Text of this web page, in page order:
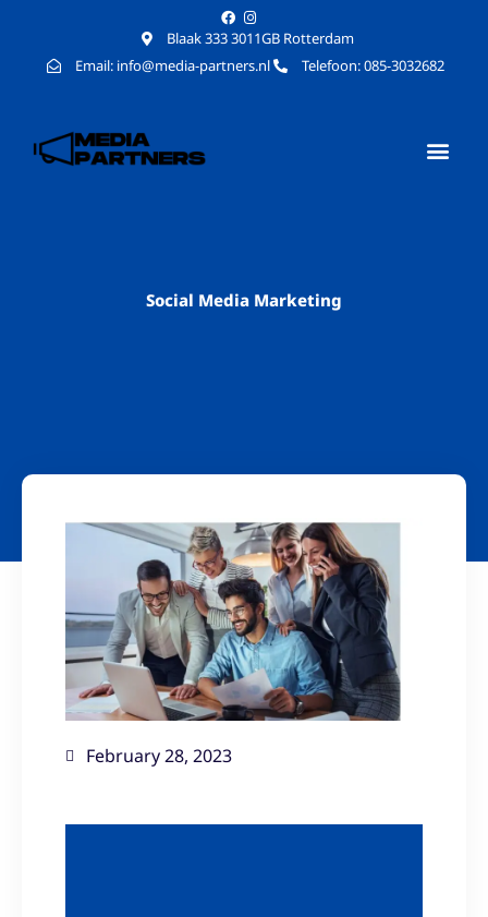
Blaak 333 3011GB Rotterdam
Email: info@media-partners.nl
Telefoon: 085-3032682
Social Media Marketing
February 28, 2023